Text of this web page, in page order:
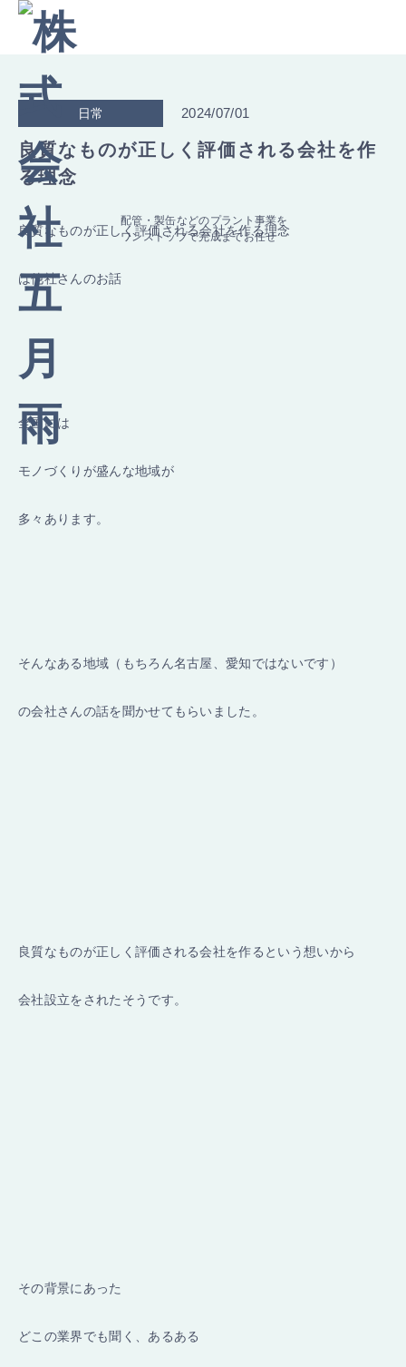
配管・製缶などのプラント事業を
ワンストップで完成までお任せ
日常 2024/07/01
良質なものが正しく評価される会社を作
る理念
良質なものが正しく評価される会社を作る理念
は他社さんのお話
全国には
モノづくりが盛んな地域が
多々あります。
そんなある地域（もちろん名古屋、愛知ではないです）
の会社さんの話を聞かせてもらいました。
良質なものが正しく評価される会社を作るという想いから
会社設立をされたそうです。
その背景にあった
どこの業界でも聞く、あるある